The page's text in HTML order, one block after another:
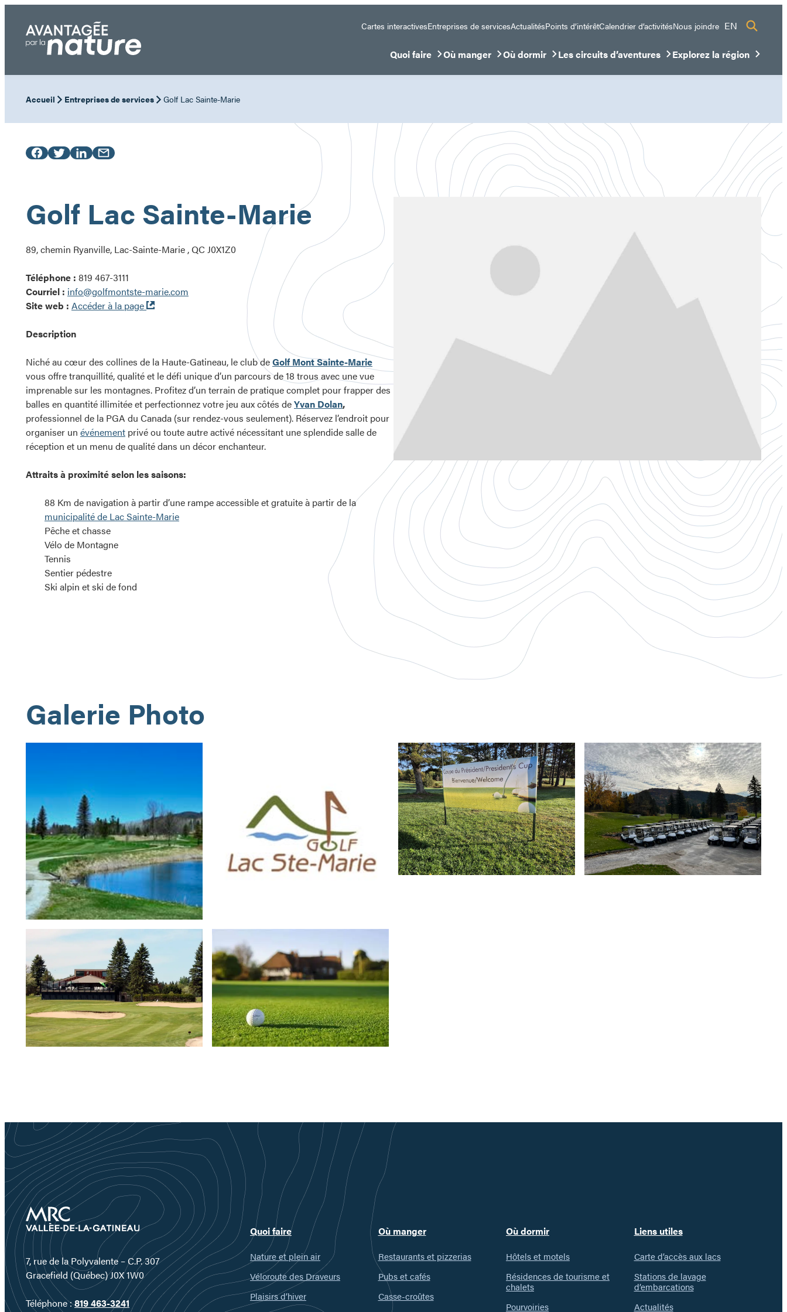
contenu
Cartes interactivesEntreprises de servicesActualitésPoints d’intérêtCalendrier d’activitésNous joindre EN
Quoi faire
Ouvrir/Fermer le sous-menu
Où manger
Ouvrir/Fermer le sous-menu
Où dormir
Ouvrir/Fermer le sous-menu
Les circuits d’aventures
Ouvrir/Fermer le sous-menuExplorez la région
Ouvrir/Fermer le sous-
Accueil Entreprises de services Golf Lac Sainte-Marie
Golf Lac Sainte-Marie
89, chemin Ryanville, Lac-Sainte-Marie , QC J0X1Z0
Téléphone : 819 467-3111
Courriel : info@golfmontste-marie.com
Site web : Accéder à la page
Ouvre
fenêtre
Description
Niché au cœur des collines de la Haute-Gatineau, le club deGolf Mont Sainte-Marie
vous offre tranquillité, qualité et le défi unique d’un parcours de 18 trous avec une vue
imprenable sur les montagnes. Profitez d’un terrain de pratique complet pour frapper des
balles en quantité illimitée et perfectionnez votre jeu aux côtés deYvan Dolan,
professionnel de la PGA du Canada (sur rendez-vous seulement). Réservez l’endroit pour
organiser un événement privé ou toute autre activé nécessitant une splendide salle de
réception et un menu de qualité dans un décor enchanteur.
Attraits à proximité selon les saisons:
88 Km de navigation à partir d’une rampe accessible et gratuite à partir de la
municipalité de Lac Sainte-Marie
Pêche et chasse
Vélo de Montagne
Tennis
Sentier pédestre
Ski alpin et ski de fond
Galerie Photo
7, rue de la Polyvalente – C.P. 307
Gracefield (Québec) J0X 1W0
Téléphone :819 463-3241
Quoi faire
Nature et plein air
Véloroute des Draveurs
Plaisirs d’hiver
Où manger
Restaurants et pizzerias
Pubs et cafés
Casse-croûtes
Où dormir
Hôtels et motels
Résidences de tourisme et
chalets
Pourvoiries
Liens utiles
Carte d’accès aux lacs
Stations de lavage
d’embarcations
Actualités